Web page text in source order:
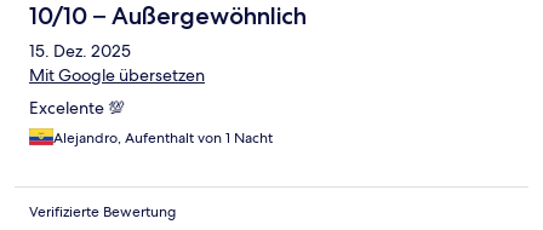
10/10 – Außergewöhnlich
15. Dez. 2025
Mit Google übersetzen
Excelente 💯
Alejandro, Aufenthalt von 1 Nacht
Verifizierte Bewertung